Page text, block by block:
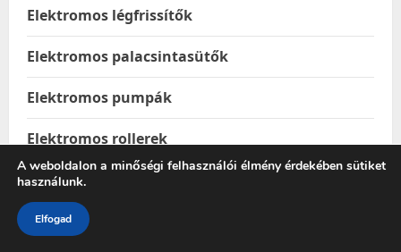
Elektromos légfrissítők
Elektromos palacsintasütők
Elektromos pumpák
Elektromos rollerek
Élelmiszer & Ital
Élelmiszerek
A weboldalon a minőségi felhasználói élmény érdekében sütiket
használunk.
Elfogad